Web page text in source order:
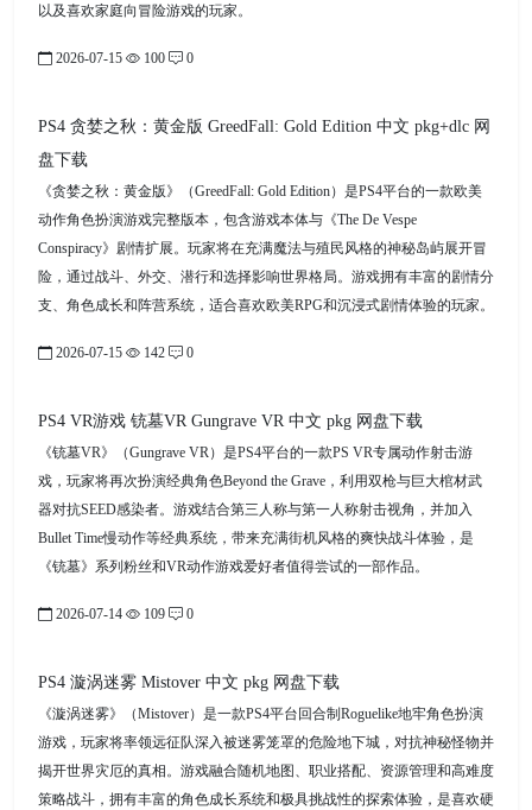
以及喜欢家庭向冒险游戏的玩家。
2026-07-15 100 0
PS4 贪婪之秋：黄金版 GreedFall: Gold Edition 中文 pkg+dlc 网
盘下载
《贪婪之秋：黄金版》（GreedFall: Gold Edition）是PS4平台的一款欧美
动作角色扮演游戏完整版本，包含游戏本体与《The De Vespe
Conspiracy》剧情扩展。玩家将在充满魔法与殖民风格的神秘岛屿展开冒
险，通过战斗、外交、潜行和选择影响世界格局。游戏拥有丰富的剧情分
支、角色成长和阵营系统，适合喜欢欧美RPG和沉浸式剧情体验的玩家。
2026-07-15 142 0
PS4 VR游戏 铳墓VR Gungrave VR 中文 pkg 网盘下载
《铳墓VR》（Gungrave VR）是PS4平台的一款PS VR专属动作射击游
戏，玩家将再次扮演经典角色Beyond the Grave，利用双枪与巨大棺材武
器对抗SEED感染者。游戏结合第三人称与第一人称射击视角，并加入
Bullet Time慢动作等经典系统，带来充满街机风格的爽快战斗体验，是
《铳墓》系列粉丝和VR动作游戏爱好者值得尝试的一部作品。
2026-07-14 109 0
PS4 漩涡迷雾 Mistover 中文 pkg 网盘下载
《漩涡迷雾》（Mistover）是一款PS4平台回合制Roguelike地牢角色扮演
游戏，玩家将率领远征队深入被迷雾笼罩的危险地下城，对抗神秘怪物并
揭开世界灾厄的真相。游戏融合随机地图、职业搭配、资源管理和高难度
策略战斗，拥有丰富的角色成长系统和极具挑战性的探索体验，是喜欢硬